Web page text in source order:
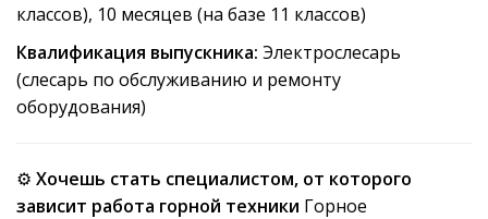
классов), 10 месяцев (на базе 11 классов)
Квалификация выпускника: Электрослесарь
(слесарь по обслуживанию и ремонту
оборудования)
⚙️ Хочешь стать специалистом, от которого
зависит работа горной техники Горное